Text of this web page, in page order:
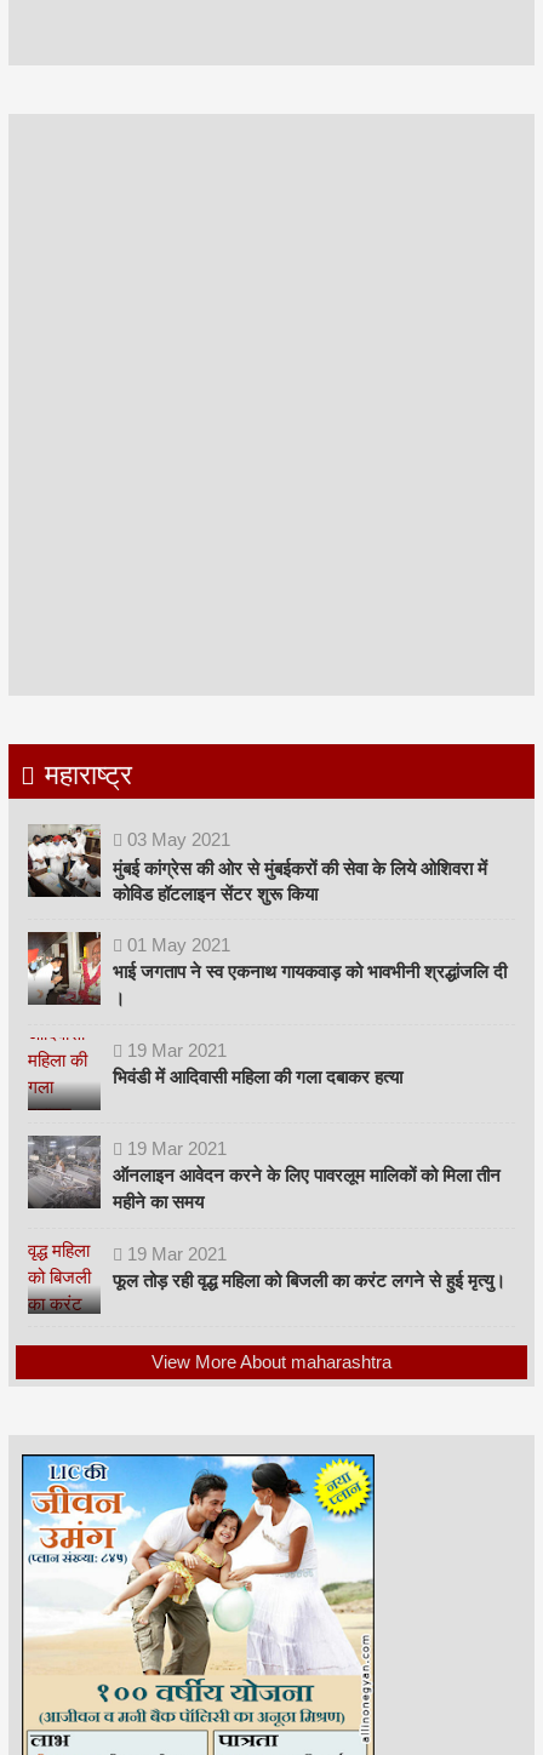
महाराष्ट्र
03 May 2021
मुंबई कांग्रेस की ओर से मुंबईकरों की सेवा के लिये ओशिवरा में
कोविड हॉटलाइन सेंटर शुरू किया
01 May 2021
भाई जगताप ने स्व एकनाथ गायकवाड़ को भावभीनी श्रद्धांजलि दी
।
19 Mar 2021
भिवंडी में आदिवासी महिला की गला दबाकर हत्या
19 Mar 2021
ऑनलाइन आवेदन करने के लिए पावरलूम मालिकों को मिला तीन
महीने का समय
19 Mar 2021
फूल तोड़ रही वृद्ध महिला को बिजली का करंट लगने से हुई मृत्यु।
View More About maharashtra